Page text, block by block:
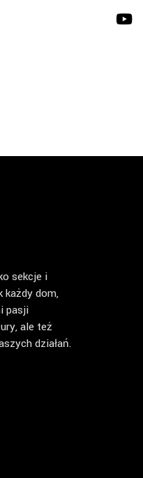
sekcje i
każdy dom,
pasji
ale też
działań.